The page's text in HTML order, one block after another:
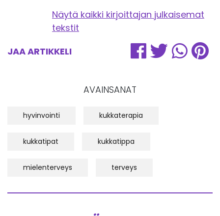
Näytä kaikki kirjoittajan julkaisemat
tekstit
JAA ARTIKKELI
AVAINSANAT
hyvinvointi kukkaterapia
kukkatipat kukkatippa
mielenterveys terveys